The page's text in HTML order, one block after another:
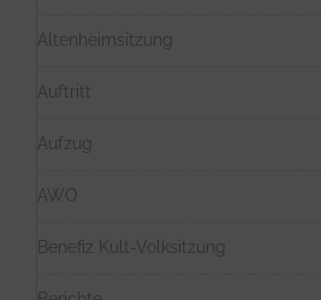
Altenheimsitzung
Auftritt
Aufzug
AWO
Benefiz Kult-Volksitzung